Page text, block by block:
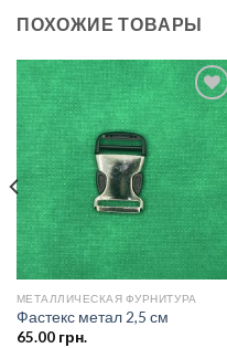
ПОХОЖИЕ ТОВАРЫ
Добавить
в список
желаний
МЕТАЛЛИЧЕСКАЯ ФУРНИТУРА
Фастекс метал 2,5 см
65.00грн.